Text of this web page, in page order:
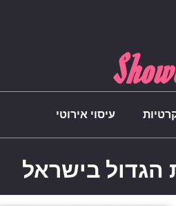
עיסוי אירוטי
הגדול בישראל